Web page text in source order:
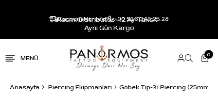
Resmi Distribütör - 12 Ay Taksit -
Aynı Gün Kargo
Kargom Nerede? +90 536 343 25 28
0
Anasayfa Piercing Ekipmanları Göbek Tip-31 Piercing (25mm)